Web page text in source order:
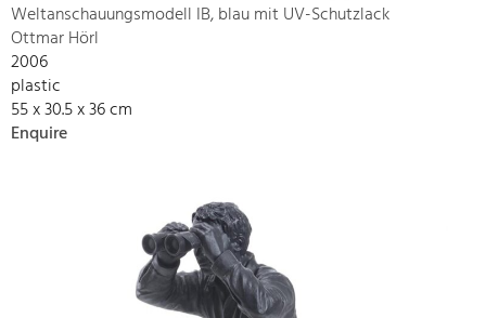
Weltanschauungsmodell IB, blau mit UV-Schutzlack
Ottmar Hörl
2006
plastic
55 x 30.5 x 36 cm
Enquire